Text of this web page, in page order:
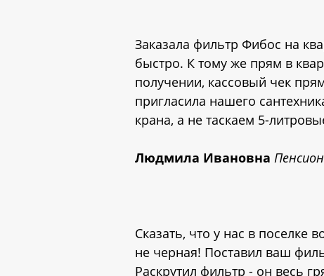
Заказала фильтр Фибос на
быстро. К тому же прям в
получении, кассовый чек
пригласила нашего
крана, а не таскаем 5-
Людмила Ивановна
Сказать, что у нас в поселке
не черная! Поставил ваш
Раскрутил фильтр - он весь